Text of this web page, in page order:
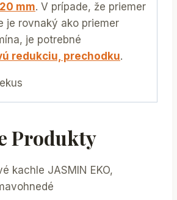
mm. V prípade, že priemer
je rovnaký ako priemer
je potrebné
redukciu, prechodku.
Produkty